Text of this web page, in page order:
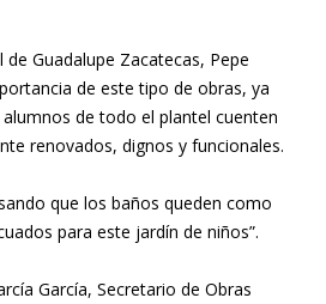
de Guadalupe Zacatecas, Pepe
de este tipo de obras, ya
de todo el plantel cuenten
renovados, dignos y funcionales.
que los baños queden como
para este jardín de niños”.
García, Secretario de Obras